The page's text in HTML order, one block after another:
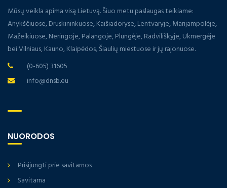
Mūsų veikla apima visą Lietuvą. Šiuo metu paslaugas teikiame:
Anykščiuose, Druskininkuose, Kaišiadoryse, Lentvaryje, Marijampolėje,
Mažeikiuose, Neringoje, Palangoje, Plungėje, Radviliškyje, Ukmergėje
bei Vilniaus, Kauno, Klaipėdos, Šiaulių miestuose ir jų rajonuose.
(0-605) 31605
info@dnsb.eu
NUORODOS
Prisijungti prie savitarnos
Savitarna